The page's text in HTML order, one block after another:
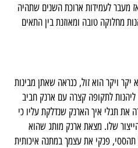
מעבר לעמידות ארוכת השנים שתהיה
מחלוקה טובה ומאוזנת בין התאים
ויקר הוא זול, כנראה שאתן מבינות
ליהנות לתקופה קצרה עם ארנק חביב
תגלי איך הארנק שנדלקת עליו כי
שלו. מצאת ארנק מותג שהוא
פנקי את עצמך במתנה איכותית